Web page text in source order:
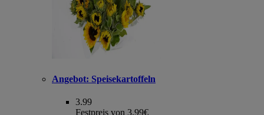
Angebot: Speisekartoffeln
3.99
Festpreis von 3.99€